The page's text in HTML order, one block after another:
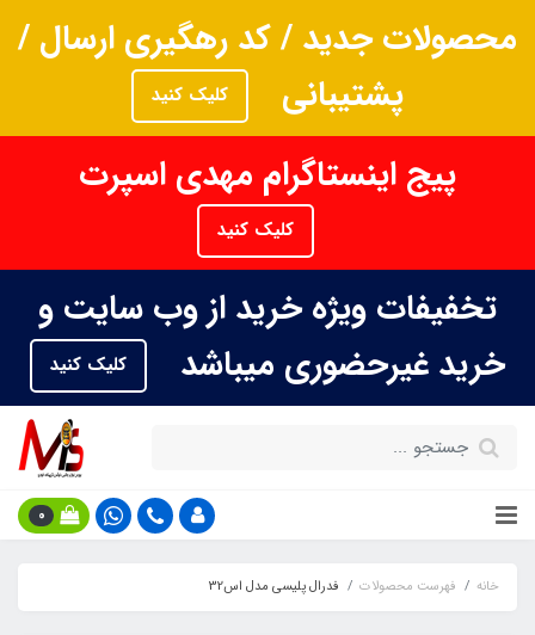
محصولات جدید / کد رهگیری ارسال /
پشتیبانی
کلیک کنید
پیج اینستاگرام مهدی اسپرت
کلیک کنید
تخفیفات ویژه خرید از وب سایت و
خرید غیرحضوری میباشد
کلیک کنید
0
خانه فهرست محصولات فدرال پلیسی مدل اس32